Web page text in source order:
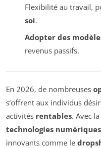
Flexibilité au travail,
soi.
Adopter des
revenus passifs.
En 2026, de nombreuses
s’offrent aux individus
activités rentables. Avec
technologies numériques
innovants comme le